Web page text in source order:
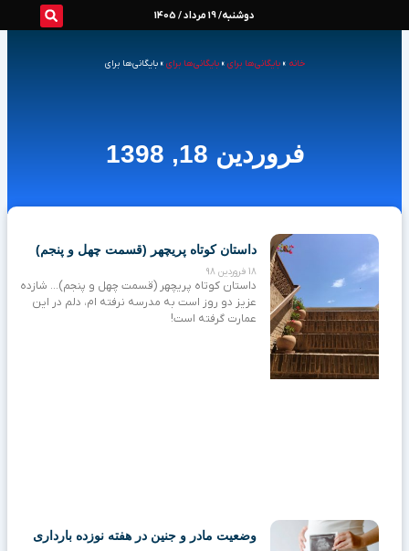
دوشنبه/ 19 مرداد / 1405
خانه »بایگانی‌ها برای »بایگانی‌ها برای »بایگانی‌ها برای
فروردین 18, 1398
داستان کوتاه پریچهر (قسمت چهل و پنجم)
18 فروردین 98
داستان کوتاه پریچهر (قسمت چهل و پنجم)… شازده
عزیز دو روز است به مدرسه نرفته ام، دلم در این
عمارت گرفته است!
وضعیت مادر و جنین در هفته نوزده بارداری